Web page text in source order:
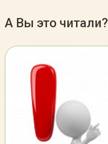
А Вы это читали?